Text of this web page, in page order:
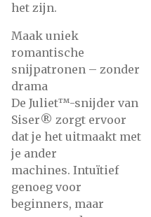
het zijn.
Maak uniek
romantische
snijpatronen – zonder
drama
De Juliet™-snijder van
Siser® zorgt ervoor
dat je het uitmaakt met
je ander
machines. Intuïtief
genoeg voor
beginners, maar